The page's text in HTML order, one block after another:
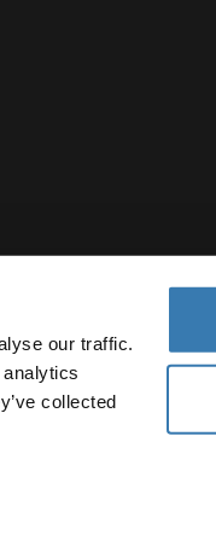
our traffic.
collectedCookiebeleid